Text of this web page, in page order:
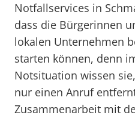
Notfallservices in
dass die Bürgerinnen
lokalen Unternehmen
starten können, denn
Notsituation wissen
nur einen Anruf
Zusammenarbeit mit